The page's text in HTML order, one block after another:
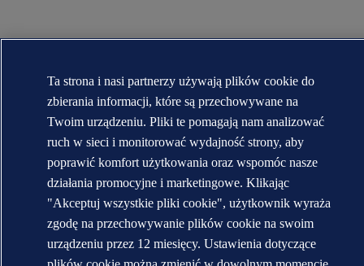
Ta strona i nasi partnerzy używają plików cookie do
zbierania informacji, które są przechowywane na
Twoim urządzeniu. Pliki te pomagają nam analizować
ruch w sieci i monitorować wydajność strony, aby
poprawić komfort użytkowania oraz wspomóc nasze
działania promocyjne i marketingowe. Klikając
"Akceptuj wszystkie pliki cookie", użytkownik wyraża
zgodę na przechowywanie plików cookie na swoim
urządzeniu przez 12 miesięcy. Ustawienia dotyczące